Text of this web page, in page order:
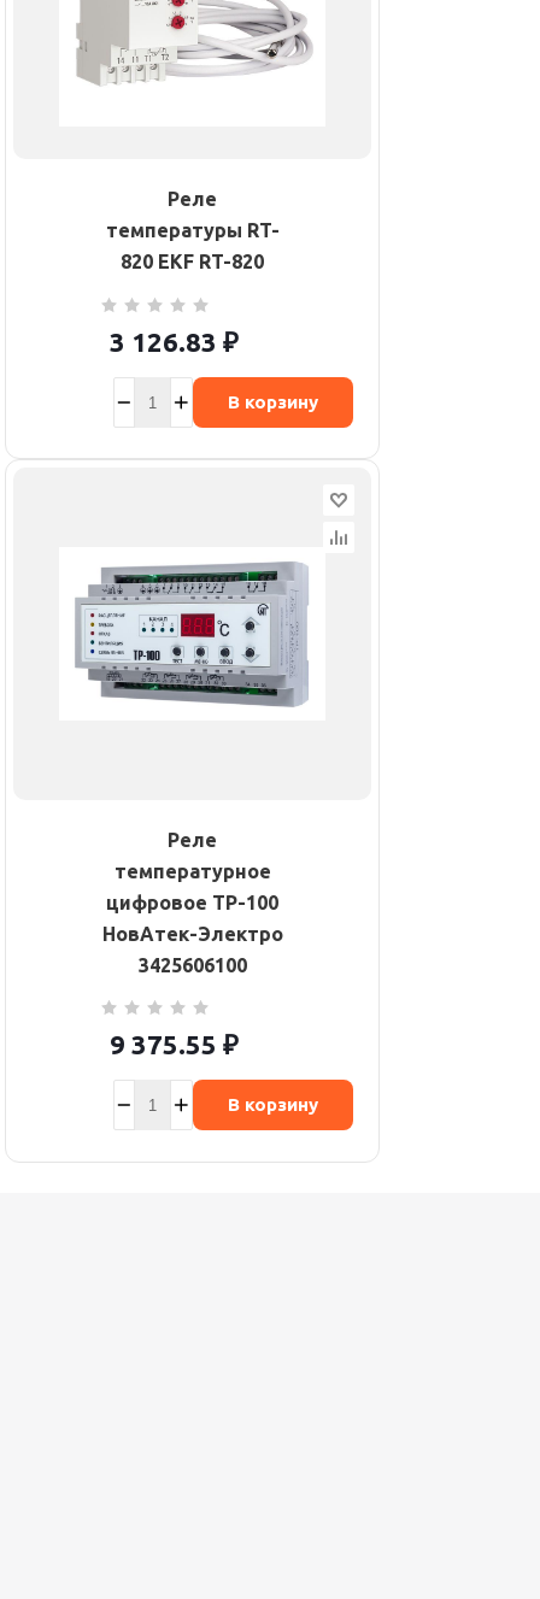
Реле
температуры RT-
820 EKF RT-820
3 126.83 ₽
В корзину
Реле
температурное
цифровое ТР-100
НовАтек-Электро
3425606100
9 375.55 ₽
В корзину